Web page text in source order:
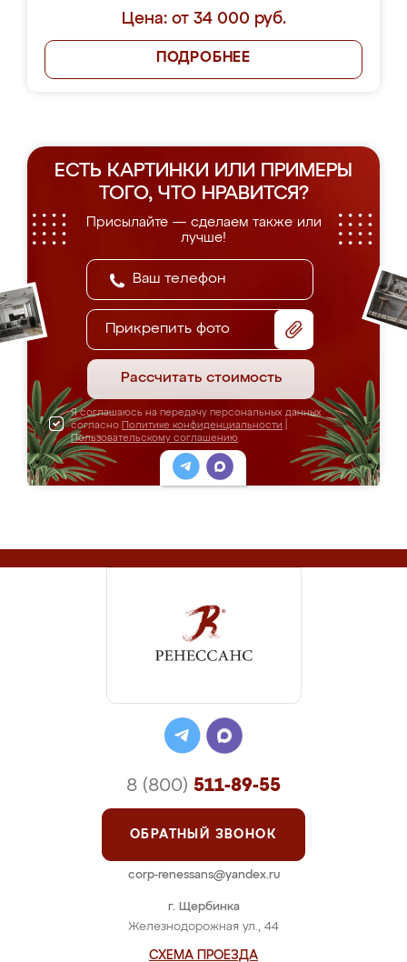
Цена: от 34 000 руб.
ПОДРОБНЕЕ
ЕСТЬ КАРТИНКИ ИЛИ ПРИМЕРЫ
ТОГО, ЧТО НРАВИТСЯ?
Присылайте — сделаем также или
лучше!
Прикрепить фото
Рассчитать стоимость
Я соглашаюсь на передачу персональных данных
согласно Политике конфиденциальности
Пользовательскому соглашению
г. Щербинка
Железнодорожная ул., 44
СХЕМА ПРОЕЗДА
8 (800) 511-89-55
ОБРАТНЫЙ ЗВОНОК
corp-renessans@yandex.ru